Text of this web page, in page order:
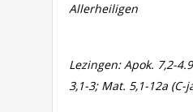
Allerheiligen
Lezingen: Apok. 7,2-
3,1-3; Mat. 5,1-12a (C-